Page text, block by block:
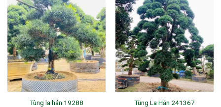
Tùng la hán 19288 Tùng La Hán 241367